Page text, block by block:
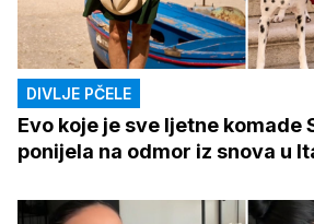
DIVLJE PČELE
Evo koje je sve ljetne komade
ponijela na odmor iz snova u